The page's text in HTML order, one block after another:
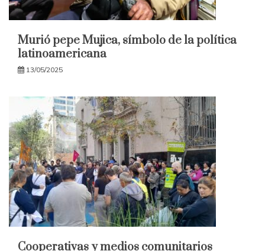
Murió pepe Mujica, símbolo de la política
latinoamericana
13/05/2025
Cooperativas y medios comunitarios